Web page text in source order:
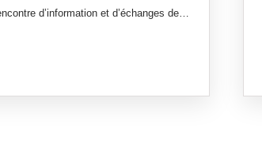
une rencontre d’information et d’échanges de haut niveau sur la question